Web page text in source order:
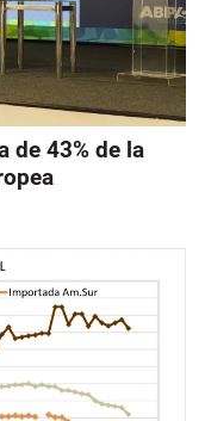
de 43% de la